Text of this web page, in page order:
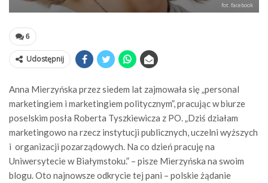
fot. facebook
6
Udostępnij
Anna Mierzyńska przez siedem lat zajmowała się „personal
marketingiem i marketingiem politycznym”, pracując w biurze
poselskim posła Roberta Tyszkiewicza z PO. „Dziś działam
marketingowo na rzecz instytucji publicznych, uczelni wyższych
i organizacji pozarządowych. Na co dzień pracuję na
Uniwersytecie w Białymstoku.” – pisze Mierzyńska na swoim
blogu. Oto najnowsze odkrycie tej pani – polskie żądanie